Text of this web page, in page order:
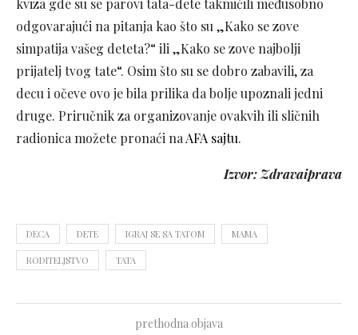
kviza gde su se parovi tata-dete takmičili međusobno
odgovarajući na pitanja kao što su „Kako se zove
simpatija vašeg deteta?“ ili „Kako se zove najbolji
prijatelj tvog tate“. Osim što su se dobro zabavili, za
decu i očeve ovo je bila prilika da bolje upoznali jedni
druge. Priručnik za organizovanje ovakvih ili sličnih
radionica možete pronaći naAFA sajtu.
Izvor: Zdravaiprava
DECA DETE IGRAJ SE SA TATOM MAMA
RODITELJSTVO TATA
prethodna objava